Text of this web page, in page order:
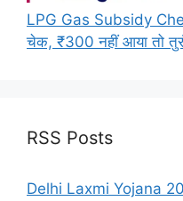
LPG Gas Subsidy
चेक, ₹300 नहीं आया तो
RSS Posts
Delhi Laxmi Yojana